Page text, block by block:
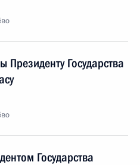
Государства
Государства